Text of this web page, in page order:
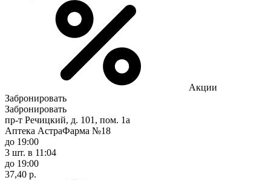
Акции
Забронировать
Забронировать
пр-т Речицкий, д. 101, пом. 1а
Аптека АстраФарма №18
до 19:00
3 шт. в 11:04
до 19:00
37,40 р.